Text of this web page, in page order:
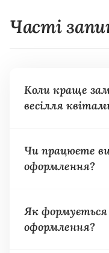
Часті
Коли краще
весілля
Чи працюєте
оформлення?
Як
оформлення?